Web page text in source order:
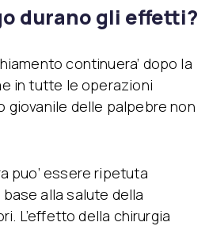
durano gli effetti?
continuera’ dopo la
in tutte le operazioni
giovanile delle palpebre non
puo’ essere ripetuta
alla salute della
L’effetto della chirurgia